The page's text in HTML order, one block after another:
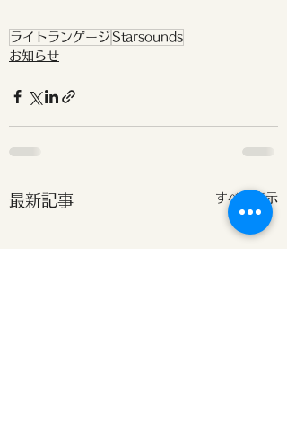
ライトランゲージ Starsounds
お知らせ
最新記事 すべて表示